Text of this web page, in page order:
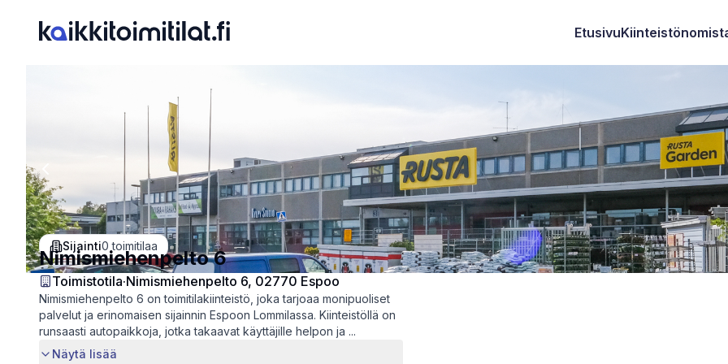
Etusivu
Previous slide
Sijainti0 toimitilaa
Nimismiehenpelto 6
Toimistotila·Nimismiehenpelto 6, 02770 Espoo
Nimismiehenpelto 6 on toimitilakiinteistö, joka tarjoaa monipuoliset
palvelut ja erinomaisen sijainnin Espoon Lommilassa. Kiinteistöllä on
runsaasti autopaikkoja, jotka takaavat käyttäjille helpon ja ...
Näytä lisää